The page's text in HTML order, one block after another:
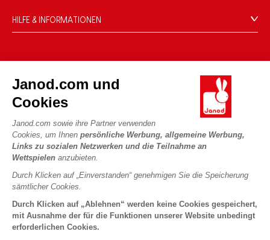
Janod.com und
Cookies
Janod.com sowie ihre Partner verwenden
Cookies, um Ihnen persönliche Werbung, allgemeine Werbung,
Links zu sozialen Netzwerken und die Teilnahme an
Wettspielen anzubieten.
Durch Klicken auf „Einverstanden“ genehmigen Sie die Speicherung
sämtlicher Cookies.
Durch Klicken auf „Ablehnen“ werden keine Cookies gespeichert,
mit Ausnahme der für die Funktionen unserer Website unbedingt
erforderlichen Cookies.
HILFE & INFORMATIONEN
FAQ
Kontakt
Händler
Persönliche daten
Cookies
Nutzungsbedingungen #YesJanod
DIE WELT VON JANOD
Die Geschichte
Unsere Expertise
CSR-Verpflichtungen
Was ist FSC®?
UNSERE LEISTUNGEN
Sicheres Bezahlen
Lieferbedingungen
Spielregeln und Anleitungen
Lose Stücke
Kinderaktivitäten zum Download
PROFESSIONAL
Pressekontakte